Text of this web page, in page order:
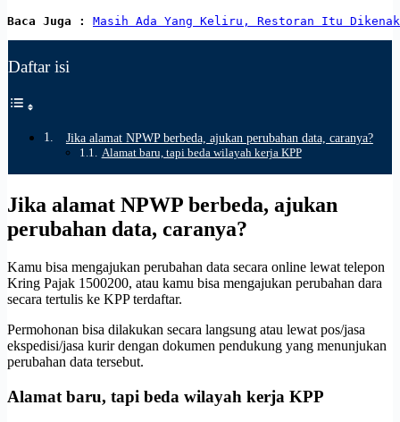
Baca Juga : Masih Ada Yang Keliru, Restoran Itu
Daftar isi
Jika alamat NPWP berbeda, ajukan perubahan data, caranya?
Alamat baru, tapi beda wilayah kerja KPP
Jika alamat NPWP berbeda, ajukan
perubahan data, caranya?
Kamu bisa mengajukan perubahan data secara online lewat telepon
Kring Pajak 1500200, atau kamu bisa mengajukan perubahan dara
secara tertulis ke KPP terdaftar.
Permohonan bisa dilakukan secara langsung atau lewat pos/jasa
ekspedisi/jasa kurir dengan dokumen pendukung yang menunjukan
perubahan data tersebut.
Alamat baru, tapi beda wilayah kerja KPP